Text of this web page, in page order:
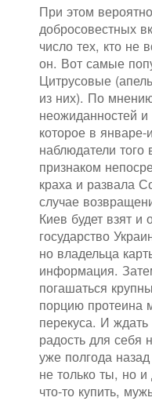
При этом
добросовестных
число тех, кто не
он. Вот самые
Цитрусовые
из них). По
неожиданностей
которое в
наблюдатели
признаком
краха и развала
случае
Киев будет взят и
государство
но владельца
информация.
погашаться
порцию протеина
перекуса. И
радость для себя
уже полгода
не только ты, но
что-то купить,